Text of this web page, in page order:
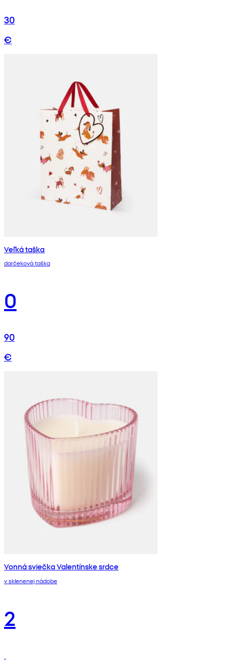
30
€
Veľká taška
darčeková taška
0
90
€
Vonná sviečka Valentínske srdce
v sklenenej nádobe
2